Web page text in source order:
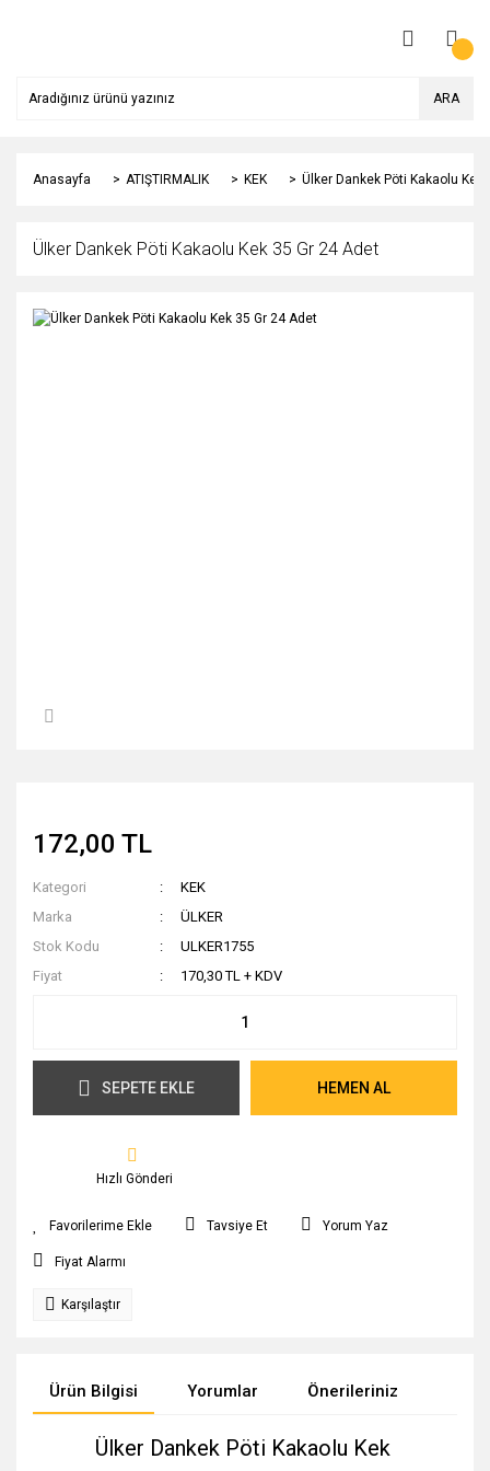
ARA
Anasayfa ATIŞTIRMALIK KEK Ülker Dankek Pöti Kakaolu Kek
Ülker Dankek Pöti Kakaolu Kek 35 Gr 24 Adet
172,00 TL
Kategori
KEK
Marka
ÜLKER
Stok Kodu
ULKER1755
Fiyat
170,30 TL + KDV
SEPETE EKLE HEMEN AL
Hızlı Gönderi
Tavsiye Et Yorum Yaz
Fiyat Alarmı
Karşılaştır
Ürün Bilgisi Yorumlar Önerileriniz
Ülker Dankek Pöti Kakaolu Kek